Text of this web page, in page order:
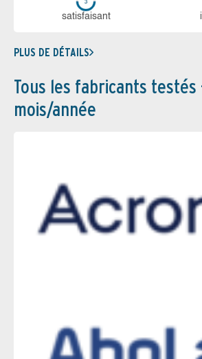
sa­tis­fai­sant
PLUS DE DÉTAILS
Tous les fabricants
mois/année